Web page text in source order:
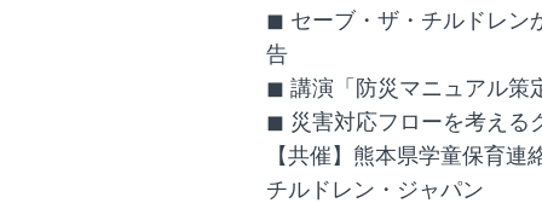
◼ セーブ・ザ・チルドレン
告
◼ 講演「防災マニュアル策
◼ 災害対応フローを考える
【共催】熊本県学童保育
チルドレン・ジャパン